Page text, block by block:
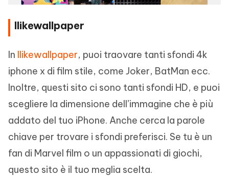
Ilikewallpaper
In Ilikewallpaper, puoi traovare tanti sfondi 4k
iphone x di film stile, come Joker, BatMan ecc.
Inoltre, questi sito ci sono tanti sfondi HD, e puoi
scegliere la dimensione dell’immagine che è più
addato del tuo iPhone. Anche cerca la parole
chiave per trovare i sfondi preferisci. Se tu è un
fan di Marvel film o un appassionati di giochi,
questo sito è il tuo meglia scelta.